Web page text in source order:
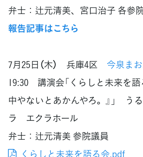
弁士：辻元清美、宮口治子 各参
報告記事はこちら
7月25日（木） 兵庫4区
今泉ま
19:30 講演会「くらしと未来を語
中やないとあかんやろ。』」 う
ラ エクラホール
弁士：辻元清美 参院議員
くらしと未来を語る会.pdf